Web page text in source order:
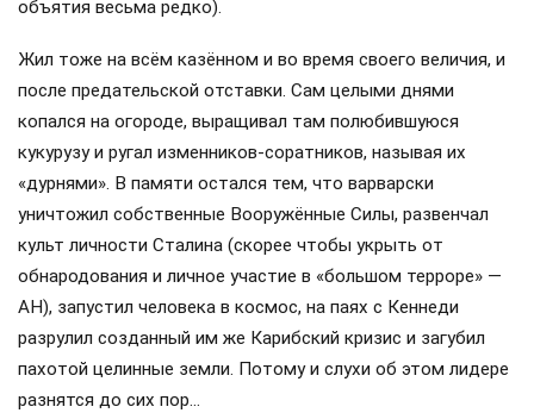
объятия весьма редко).
Жил тоже на всём казённом и во время своего величия, и
после предательской отставки. Сам целыми днями
копался на огороде, выращивал там полюбившуюся
кукурузу и ругал изменников-соратников, называя их
«дурнями». В памяти остался тем, что варварски
уничтожил собственные Вооружённые Силы, развенчал
культ личности Сталина (скорее чтобы укрыть от
обнародования и личное участие в «большом терроре» —
АН), запустил человека в космос, на паях с Кеннеди
разрулил созданный им же Карибский кризис и загубил
пахотой целинные земли. Потому и слухи об этом лидере
разнятся до сих пор…